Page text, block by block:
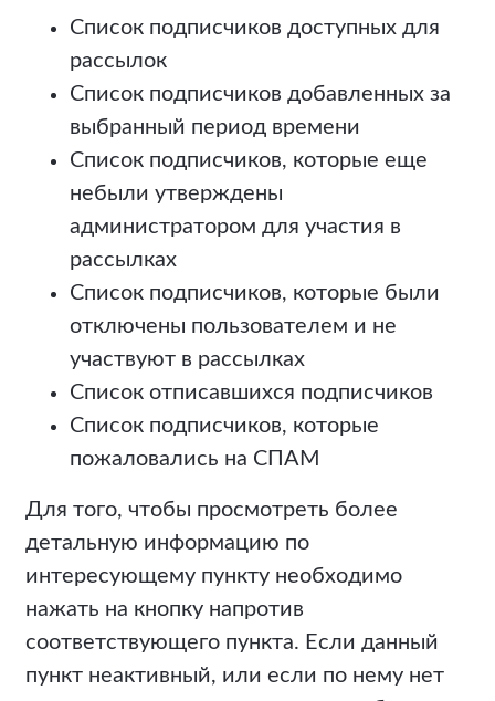
Список подписчиков доступных для
рассылок
Список подписчиков добавленных за
выбранный период времени
Список подписчиков, которые еще
небыли утверждены
администратором для участия в
рассылках
Список подписчиков, которые были
отключены пользователем и не
участвуют в рассылках
Список отписавшихся подписчиков
Список подписчиков, которые
пожаловались на СПАМ
Для того, чтобы просмотреть более
детальную информацию по
интересующему пункту необходимо
нажать на кнопку напротив
соответствующего пункта. Если данный
пункт неактивный, или если по нему нет